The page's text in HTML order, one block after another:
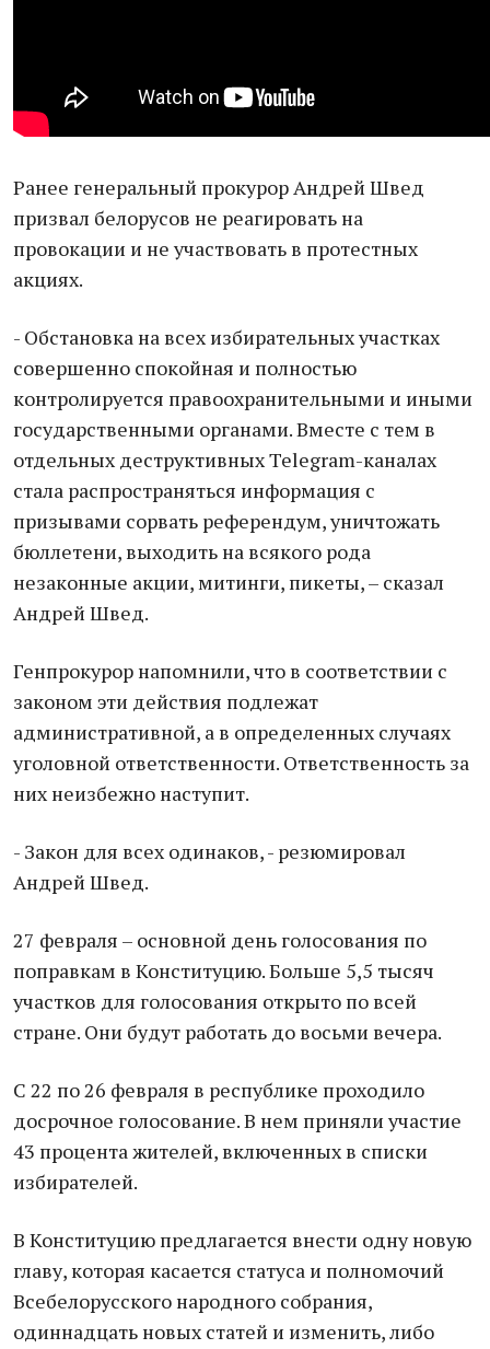
Ранее генеральный прокурор Андрей Швед
призвал белорусов не реагировать на
провокации и не участвовать в протестных
акциях.
- Обстановка на всех избирательных участках
совершенно спокойная и полностью
контролируется правоохранительными и иными
государственными органами. Вместе с тем в
отдельных деструктивных Telegram-каналах
стала распространяться информация с
призывами сорвать референдум, уничтожать
бюллетени, выходить на всякого рода
незаконные акции, митинги, пикеты, – сказал
Андрей Швед.
Генпрокурор напомнили, что в соответствии с
законом эти действия подлежат
административной, а в определенных случаях
уголовной ответственности. Ответственность за
них неизбежно наступит.
- Закон для всех одинаков, - резюмировал
Андрей Швед.
27 февраля – основной день голосования по
поправкам в Конституцию. Больше 5,5 тысяч
участков для голосования открыто по всей
стране. Они будут работать до восьми вечера.
С 22 по 26 февраля в республике проходило
досрочное голосование. В нем приняли участие
43 процента жителей, включенных в списки
избирателей.
В Конституцию предлагается внести одну новую
главу, которая касается статуса и полномочий
Всебелорусского народного собрания,
одиннадцать новых статей и изменить, либо